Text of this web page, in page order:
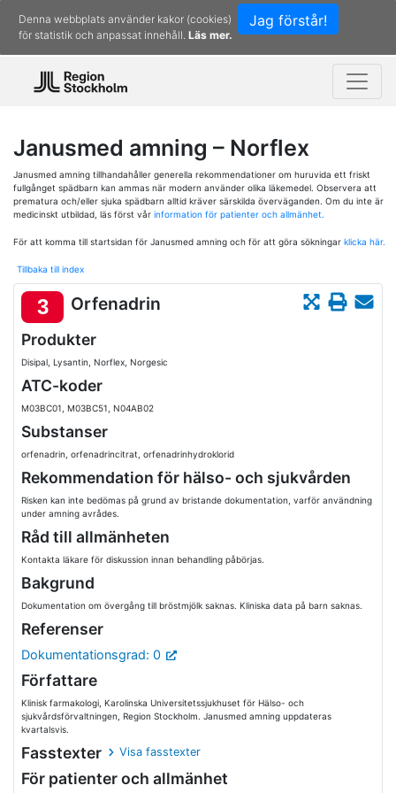
Jag förstår!
Denna webbplats använder kakor (cookies)
för statistik och anpassat innehåll. Läs mer.
Janusmed amning – Norflex
Janusmed amning tillhandahåller generella rekommendationer om huruvida ett friskt
fullgånget spädbarn kan ammas när modern använder olika läkemedel. Observera att
prematura och/eller sjuka spädbarn alltid kräver särskilda överväganden. Om du inte är
medicinskt utbildad, läs först vår information för patienter och allmänhet.
För att komma till startsidan för Janusmed amning och för att göra sökningar klicka här.
Tillbaka till index
3 Orfenadrin
Produkter
Disipal, Lysantin, Norflex, Norgesic
ATC-koder
M03BC01, M03BC51, N04AB02
Substanser
orfenadrin, orfenadrincitrat, orfenadrinhydroklorid
Rekommendation för hälso- och sjukvården
Risken kan inte bedömas på grund av bristande dokumentation, varför användning
under amning avrådes.
Råd till allmänheten
Kontakta läkare för diskussion innan behandling påbörjas.
Bakgrund
Dokumentation om övergång till bröstmjölk saknas. Kliniska data på barn saknas.
Referenser
Dokumentationsgrad: 0
Författare
Klinisk farmakologi, Karolinska Universitetssjukhuset för Hälso- och
sjukvårdsförvaltningen, Region Stockholm. Janusmed amning uppdateras
kvartalsvis.
Fasstexter Visa fasstexter
För patienter och allmänhet